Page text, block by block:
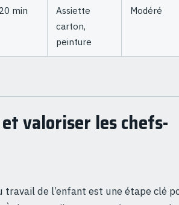
20 min
Assiette
carton,
peinture
Modéré
valoriser les chefs-
travail de l’enfant est une étape clé